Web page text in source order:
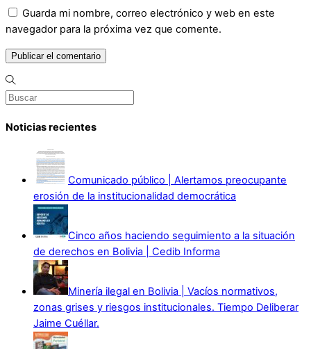
Guarda mi nombre, correo electrónico y web en este
navegador para la próxima vez que comente.
Noticias recientes
Comunicado público | Alertamos preocupante
erosión de la institucionalidad democrática
Cinco años haciendo seguimiento a la situación
de derechos en Bolivia | Cedib Informa
Minería ilegal en Bolivia | Vacíos normativos,
zonas grises y riesgos institucionales. Tiempo Deliberar
Jaime Cuéllar.